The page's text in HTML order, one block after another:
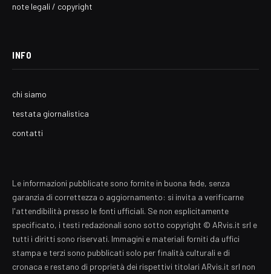
note legali / copyright
INFO
chi siamo
testata giornalistica
contatti
Le informazioni pubblicate sono fornite in buona fede, senza
garanzia di correttezza o aggiornamento: si invita a verificarne
l'attendibilità presso le fonti ufficiali. Se non esplicitamente
specificato, i testi redazionali sono sotto copyright © ARvis.it srl e
tutti i diritti sono riservati. Immagini e materiali forniti da uffici
stampa e terzi sono pubblicati solo per finalità culturali e di
cronaca e restano di proprietà dei rispettivi titolari ARvis.it srl non